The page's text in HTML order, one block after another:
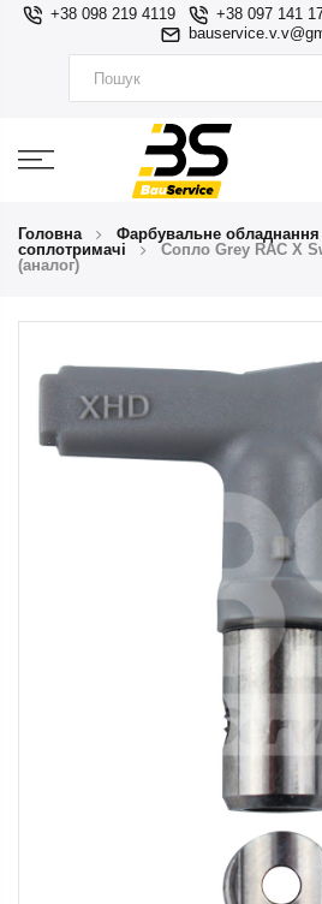
+38 098 219 4119 +38 097 141
Головна Фарбувальне обладнання
соплотримачі
Сопло Grey RAC X
(аналог)